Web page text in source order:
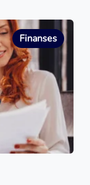
Finanses